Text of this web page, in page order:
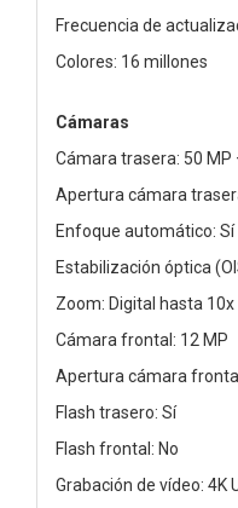
Frecuencia de
Colores: 16 millones
Cámaras
Cámara trasera: 50 MP
Apertura cámara
Enfoque automático: Sí
Estabilización óptica
Zoom: Digital hasta 10x
Cámara frontal: 12 MP
Apertura cámara
Flash trasero: Sí
Flash frontal: No
Grabación de vídeo: 4K